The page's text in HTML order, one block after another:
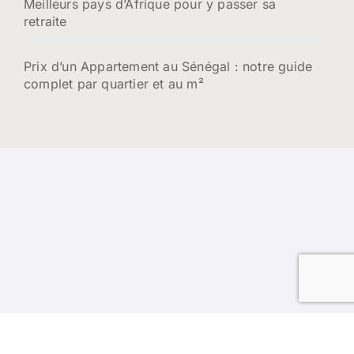
Meilleurs pays d’Afrique pour y passer sa
retraite
Prix d’un Appartement au Sénégal : notre guide
complet par quartier et au m²